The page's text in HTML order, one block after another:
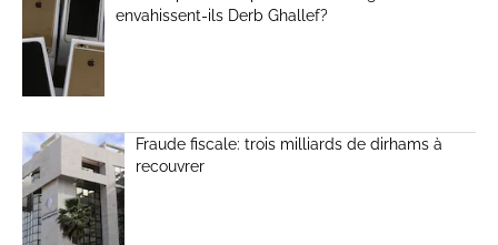
envahissent-ils Derb Ghallef?
Fraude fiscale: trois milliards de dirhams à
recouvrer